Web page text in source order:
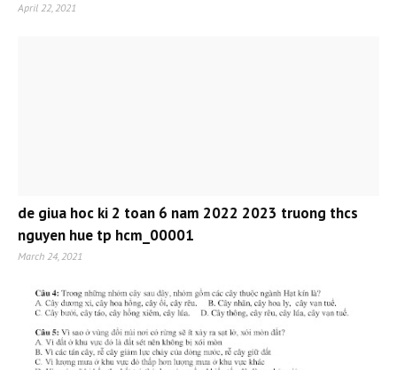
April 22, 2021
de giua hoc ki 2 toan 6 nam 2022 2023 truong thcs
nguyen hue tp hcm_00001
March 24, 2021